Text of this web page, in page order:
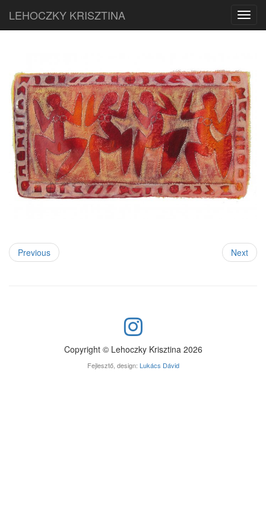
LEHOCZKY KRISZTINA
Previous Next
Copyright © Lehoczky Krisztina 2026
Fejlesztő, design: Lukács Dávid